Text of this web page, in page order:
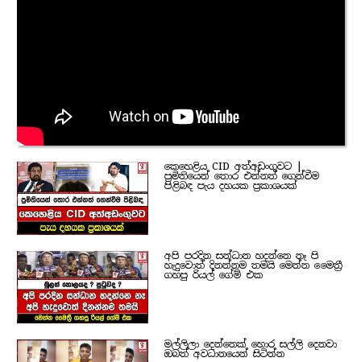
කෙහෙළිය CID අත්අඩංගුවට |
ප්‍රමිතියෙන් තොර එන්නත් ගෙන්වීම
පිළිබඳ පැය දහයක ප්‍රකාශයක්
අපි පරදින සන්ධාන හදන්නෙ නෑ පි
හැදුවොත් දිනන්නම තමයි මෙන්න මෛත්‍රී
ගහපු රියල් ගේම් එක
මල්ලිලා දෙන්නෙක් හොර සල්ලි දෙනවා
ඔබත් අවධානයෙන් සිටින්න